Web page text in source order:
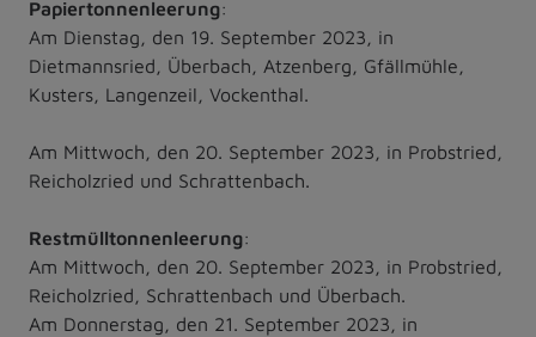
Papiertonnenleerung:
Am Dienstag, den 19. September 2023, in
Dietmannsried, Überbach, Atzenberg, Gfällmühle,
Kusters, Langenzeil, Vockenthal.
Am Mittwoch, den 20. September 2023, in Probstried,
Reicholzried und Schrattenbach.
Restmülltonnenleerung:
Am Mittwoch, den 20. September 2023, in Probstried,
Reicholzried, Schrattenbach und Überbach.
Am Donnerstag, den 21. September 2023, in